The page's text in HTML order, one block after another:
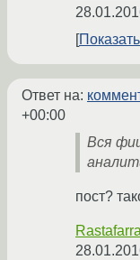
Ответ на:
+00:00
Вся
пост?